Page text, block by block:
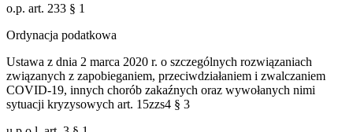
o.p. art. 233 § 1
Ordynacja podatkowa
Ustawa z dnia 2 marca 2020 r. o szczególnych rozwiązaniach
związanych z zapobieganiem, przeciwdziałaniem i zwalczaniem
COVID-19, innych chorób zakaźnych oraz wywołanych nimi
sytuacji kryzysowych art. 15zzs4 § 3